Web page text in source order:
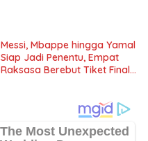
Messi, Mbappe hingga Yamal
Siap Jadi Penentu, Empat
Raksasa Berebut Tiket Final